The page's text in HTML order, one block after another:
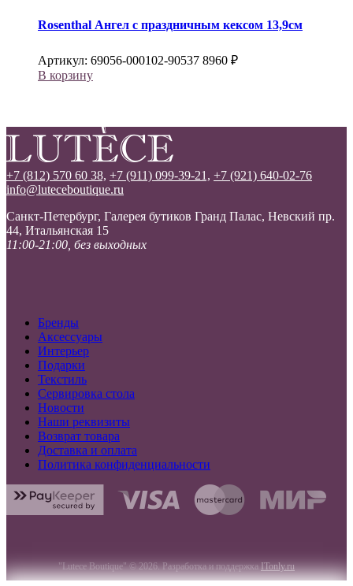
Rosenthal Ангел с праздничным кексом 13,9см
Артикул: 69056-000102-90537 8960 ₽
В корзину
+7 (812) 570 60 38, +7 (911) 099-39-21, +7 (921) 640-02-76
info@luteceboutique.ru
Санкт-Петербург, Галерея бутиков Гранд Палас, Невский пр.
44, Итальянская 15
11:00-21:00, без выходных
Бренды
Аксессуары
Интерьер
Подарки
Текстиль
Сервировка стола
Новости
Наши реквизиты
Возврат товара
Доставка и оплата
Политика конфиденциальности
"Lutece Boutique" © 2026. Разработка и поддержкаITonly.ru